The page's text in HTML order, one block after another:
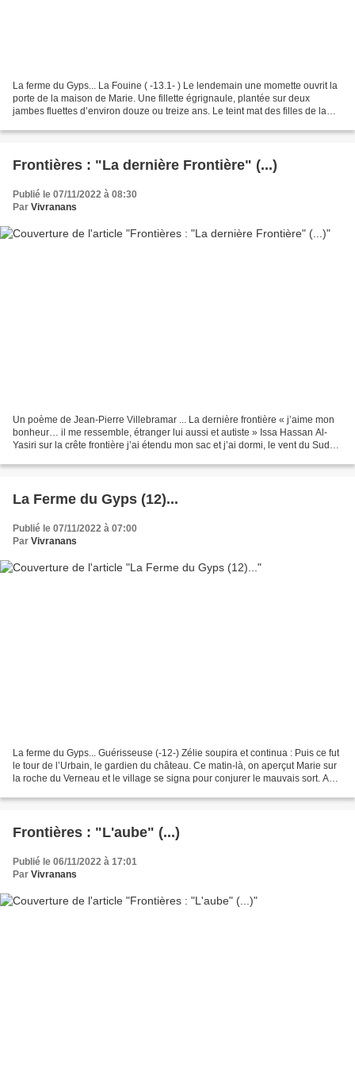
La ferme du Gyps... La Fouine ( -13.1- ) Le lendemain une momette ouvrit la
porte de la maison de Marie. Une fillette égrignaule, plantée sur deux
jambes fluettes d’environ douze ou treize ans. Le teint mat des filles de la
Frontières : "La dernière Frontière" (...)
Publié le 07/11/2022 à 08:30
Par Vivranans
Un poème de Jean-Pierre Villebramar ... La dernière frontière « j’aime mon
bonheur… il me ressemble, étranger lui aussi et autiste » Issa Hassan Al-
Yasiri sur la crête frontière j’ai étendu mon sac et j’ai dormi, le vent du Sud
La Ferme du Gyps (12)...
Publié le 07/11/2022 à 07:00
Par Vivranans
La ferme du Gyps... Guérisseuse (-12-) Zélie soupira et continua : Puis ce fut
le tour de l’Urbain, le gardien du château. Ce matin-là, on aperçut Marie sur
la roche du Verneau et le village se signa pour conjurer le mauvais sort. Au
Frontières : "L'aube" (...)
Publié le 06/11/2022 à 17:01
Par Vivranans